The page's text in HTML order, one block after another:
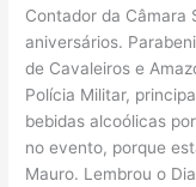
Contador da Câmara
aniversários.
de Cavaleiros e
Polícia Militar,
bebidas alcoólicas
no evento, porque
Mauro. Lembrou o